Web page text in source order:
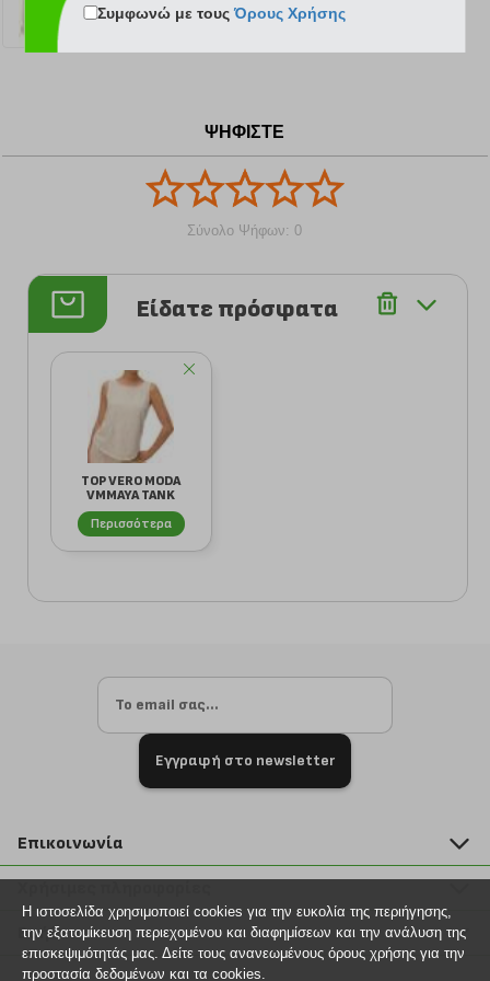
ΨΗΦΙΣΤΕ
Σύνολο Ψήφων: 0
Είδατε πρόσφατα
TOP VERO MODA
VMMAYA TANK
10325032 ΕΚΡΟΥ
Περισσότερα
Εγγραφή στο newsletter
Επικοινωνία
211 2000 700
info@plus4u.gr
Η εταιρία
Σημεία παραλαβής
Βοήθεια
Εξέλιξη παραγγελίας
Συμφωνώ με τουςΌρους Χρήσης
Η ιστοσελίδα χρησιμοποιεί cookies για την ευκολία της περιήγησης,
την εξατομίκευση περιεχομένου και διαφημίσεων και την ανάλυση της
επισκεψιμότητάς μας. Δείτε τους ανανεωμένους όρους χρήσης για την
προστασία δεδομένων και τα cookies.